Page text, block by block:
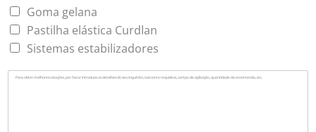
Goma gelana
Pastilha elástica Curdlan
Sistemas estabilizadores